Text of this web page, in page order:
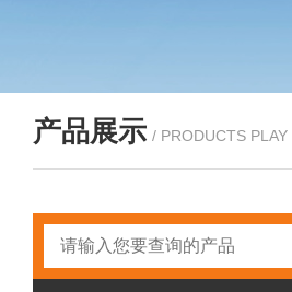
产品展示 / PRODUCTS PLAY